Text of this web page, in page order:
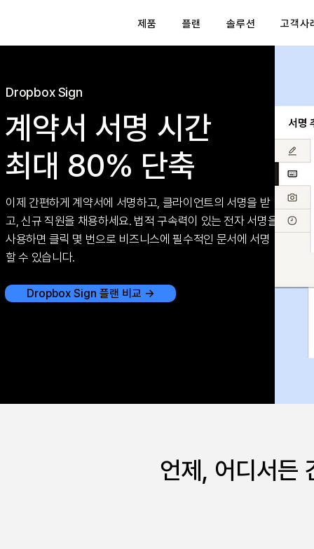
제품 플랜 솔루션 고객사
Dropbox Sign
​계약서 서명 시간
최대 80% 단축
이제 간편하게 계약서에 서명하고, 클라이언트의 서명을 받
고, 신규 직원을 채용하세요. 법적 구속력이 있는 전자 서명을
사용하면 클릭 몇 번으로 비즈니스에 필수적인 문서에 서명
할 수 있습니다.
Dropbox Sign 플랜 비교 →
언제, 어디서든